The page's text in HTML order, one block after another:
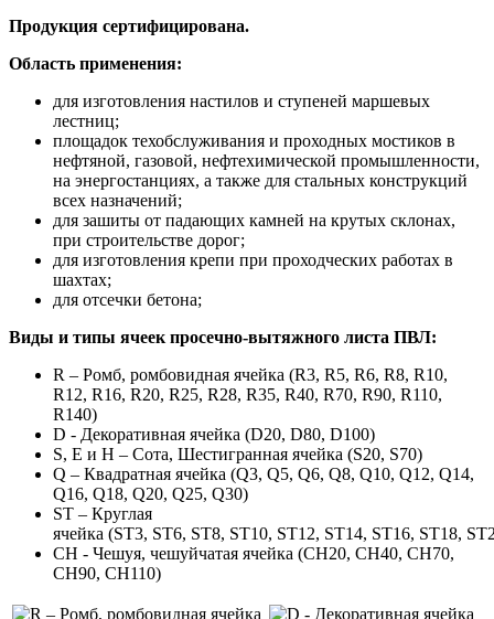
Продукция сертифицирована.
Область применения:
для изготовления настилов и ступеней маршевых
лестниц;
площадок техобслуживания и проходных мостиков в
нефтяной, газовой, нефтехимической промышленности,
на энергостанциях, а также для стальных конструкций
всех назначений;
для зашиты от падающих камней на крутых склонах,
при строительстве дорог;
для изготовления крепи при проходческих работах в
шахтах;
для отсечки бетона;
Виды и типы ячеек просечно-вытяжного листа ПВЛ:
R – Ромб, ромбовидная ячейка (R3, R5, R6, R8, R10,
R12, R16, R20, R25, R28, R35, R40, R70, R90, R110,
R140)
D - Декоративная ячейка (D20, D80, D100)
S, E и H – Сота, Шестигранная ячейка (S20, S70)
Q – Квадратная ячейка (Q3, Q5, Q6, Q8, Q10, Q12, Q14,
Q16, Q18, Q20, Q25, Q30)
ST – Круглая
ячейка (ST3, ST6, ST8, ST10, ST12, ST14, ST16, ST18,
CH - Чешуя, чешуйчатая ячейка (CH20, CH40, CH70,
CH90, CH110)